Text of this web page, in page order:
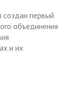
создан первый
объединения
и их